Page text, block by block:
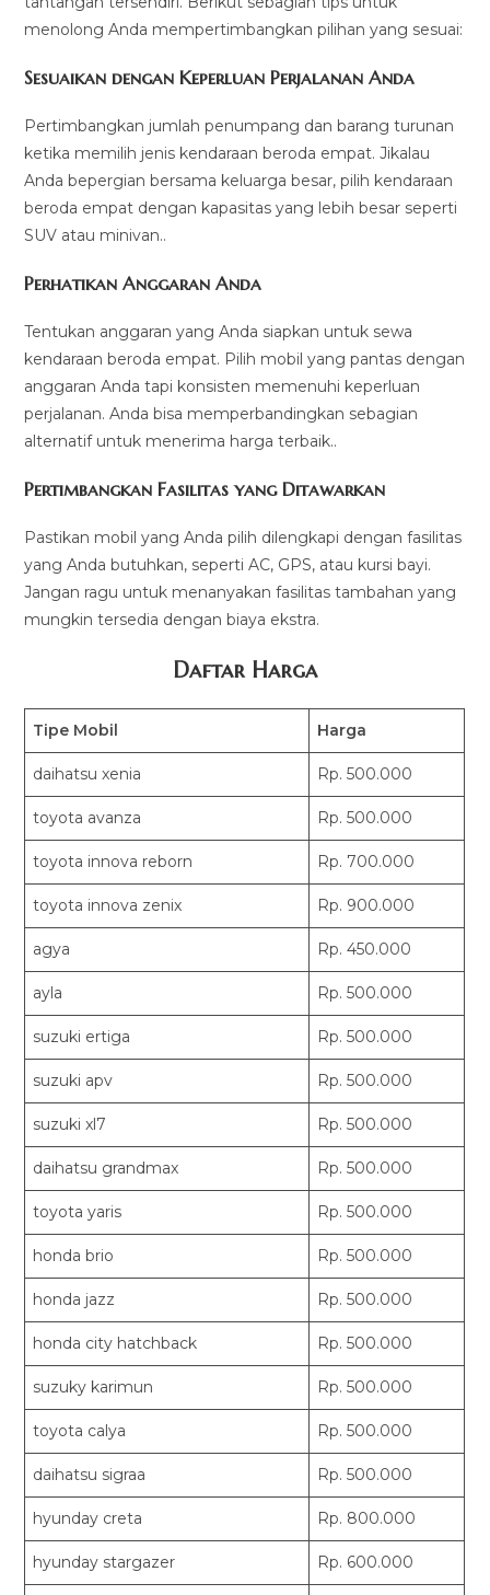
menolong Anda mempertimbangkan pilihan yang sesuai:
Sesuaikan dengan Keperluan Perjalanan Anda
Pertimbangkan jumlah penumpang dan barang turunan
ketika memilih jenis kendaraan beroda empat. Jikalau
Anda bepergian bersama keluarga besar, pilih kendaraan
beroda empat dengan kapasitas yang lebih besar seperti
SUV atau minivan..
Perhatikan Anggaran Anda
Tentukan anggaran yang Anda siapkan untuk sewa
kendaraan beroda empat. Pilih mobil yang pantas dengan
anggaran Anda tapi konsisten memenuhi keperluan
perjalanan. Anda bisa memperbandingkan sebagian
alternatif untuk menerima harga terbaik..
Pertimbangkan Fasilitas yang Ditawarkan
Pastikan mobil yang Anda pilih dilengkapi dengan fasilitas
yang Anda butuhkan, seperti AC, GPS, atau kursi bayi.
Jangan ragu untuk menanyakan fasilitas tambahan yang
mungkin tersedia dengan biaya ekstra.
Daftar Harga
Tipe Mobil Harga
daihatsu xenia Rp. 500.000
toyota avanza Rp. 500.000
toyota innova reborn Rp. 700.000
toyota innova zenix Rp. 900.000
agya Rp. 450.000
ayla Rp. 500.000
suzuki ertiga Rp. 500.000
suzuki apv Rp. 500.000
suzuki xl7 Rp. 500.000
daihatsu grandmax Rp. 500.000
toyota yaris Rp. 500.000
honda brio Rp. 500.000
honda jazz Rp. 500.000
honda city hatchback Rp. 500.000
suzuky karimun Rp. 500.000
toyota calya Rp. 500.000
daihatsu sigraa Rp. 500.000
hyunday creta Rp. 800.000
hyunday stargazer Rp. 600.000